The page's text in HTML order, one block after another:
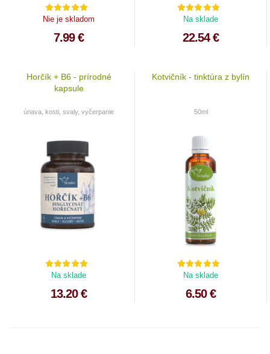
Nie je skladom
7.99 €
Na sklade
22.54 €
Horčík + B6 - prírodné
kapsule
únava, kosti, svaly, vyčerpanie
Na sklade
13.20 €
Kotvičník - tinktúra z bylín
50ml
Na sklade
6.50 €